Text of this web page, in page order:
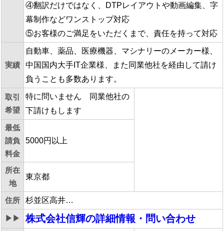
④翻訳だけではなく、DTPレイアウトや動画編集、字
幕制作などワンストップ対応
⑤お客様のご満足をいただくまで、責任を持って対応
実績
自動車、薬品、医療機器、マシナリーのメーカー様、
中国国内大手IT企業様、また同業他社を経由して請け
負うことも多数あります。
取引
希望
特に問いません 同業他社の
下請けもします
最低
請負
料金
5000円以上
所在
地
東京都
住所 杉並区高井…
▶▶ 株式会社信輝の詳細情報・問い合わせ